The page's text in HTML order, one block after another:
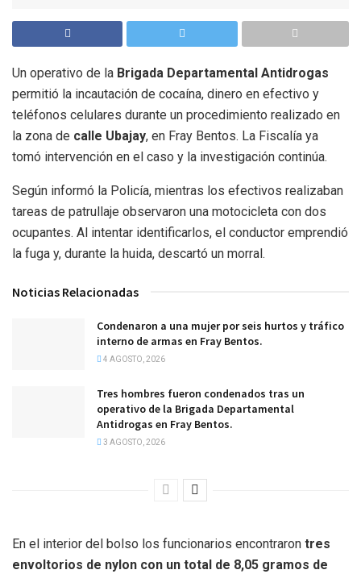
Un operativo de la Brigada Departamental Antidrogas
permitió la incautación de cocaína, dinero en efectivo y
teléfonos celulares durante un procedimiento realizado en
la zona de calle Ubajay, en Fray Bentos. La Fiscalía ya
tomó intervención en el caso y la investigación continúa.
Según informó la Policía, mientras los efectivos realizaban
tareas de patrullaje observaron una motocicleta con dos
ocupantes. Al intentar identificarlos, el conductor emprendió
la fuga y, durante la huida, descartó un morral.
Noticias Relacionadas
Condenaron a una mujer por seis hurtos y tráfico
interno de armas en Fray Bentos.
4 AGOSTO, 2026
Tres hombres fueron condenados tras un
operativo de la Brigada Departamental
Antidrogas en Fray Bentos.
3 AGOSTO, 2026
En el interior del bolso los funcionarios encontraron tres
envoltorios de nylon con un total de 8,05 gramos de